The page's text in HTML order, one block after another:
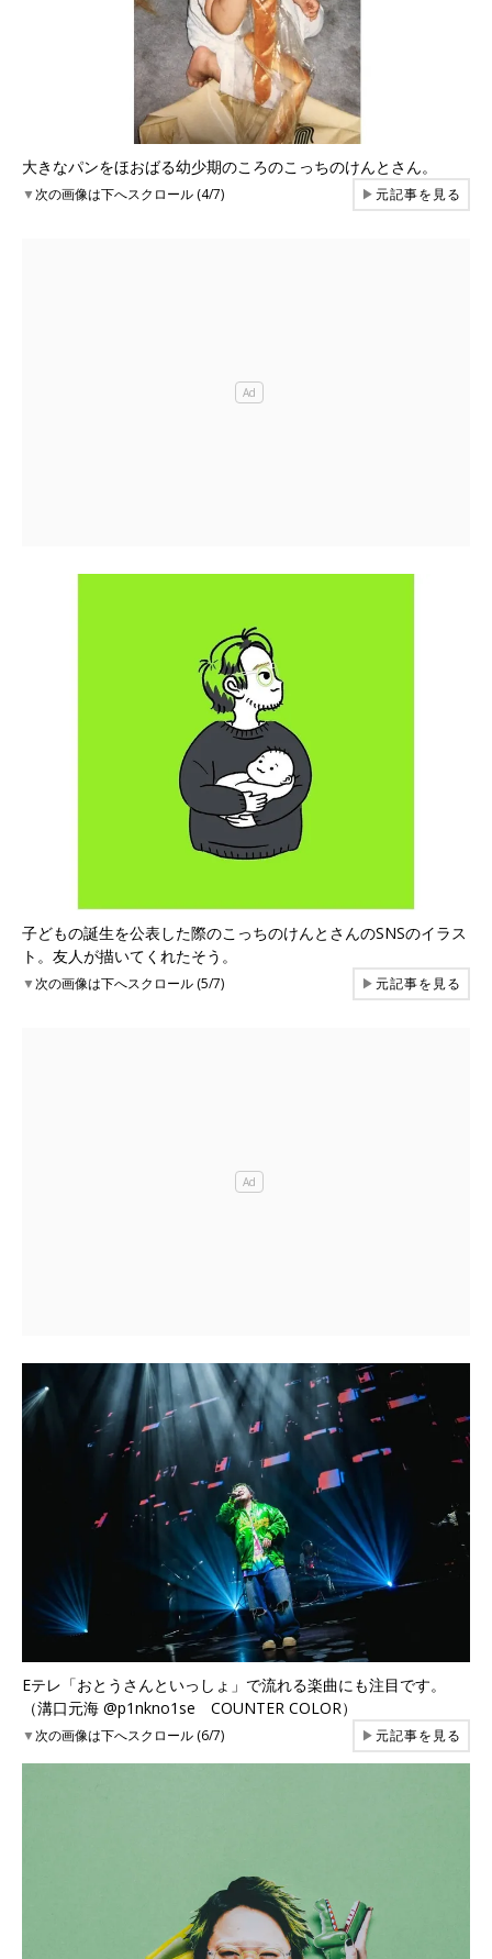
大きなパンをほおばる幼少期のころのこっちのけんとさん。
▼次の画像は下へスクロール (4/7) ▶元記事を見る
子どもの誕生を公表した際のこっちのけんとさんのSNSのイラス
ト。友人が描いてくれたそう。
▼次の画像は下へスクロール (5/7) ▶元記事を見る
Eテレ「おとうさんといっしょ」で流れる楽曲にも注目です。
（溝口元海 @p1nkno1se COUNTER COLOR）
▼次の画像は下へスクロール (6/7) ▶元記事を見る